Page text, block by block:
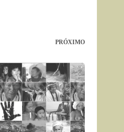
PRÓXIMO